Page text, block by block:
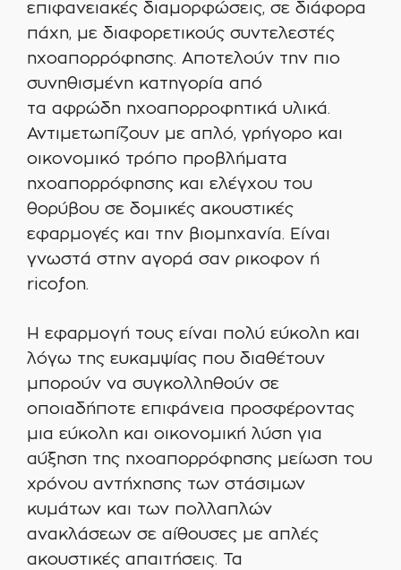
επιφανειακές διαμορφώσεις, σε διάφορα
πάχη, με διαφορετικούς συντελεστές
ηχοαπορρόφησης. Αποτελούν την πιο
συνηθισμένη κατηγορία από
τα αφρώδη ηχοαπορροφητικά υλικά.
Αντιμετωπίζουν με απλό, γρήγορο και
οικονομικό τρόπο προβλήματα
ηχοαπορρόφησης και ελέγχου του
θορύβου σε δομικές ακουστικές
εφαρμογές και την βιομηχανία. Είναι
γνωστά στην αγορά σαν ρικοφον ή
ricofon.
Η εφαρμογή τους είναι πολύ εύκολη και
λόγω της ευκαμψίας που διαθέτουν
μπορούν να συγκολληθούν σε
οποιαδήποτε επιφάνεια προσφέροντας
μια εύκολη και οικονομική λύση για
αύξηση της ηχοαπορρόφησης μείωση του
χρόνου αντήχησης των στάσιμων
κυμάτων και των πολλαπλών
ανακλάσεων σε αίθουσες με απλές
ακουστικές απαιτήσεις. Τα